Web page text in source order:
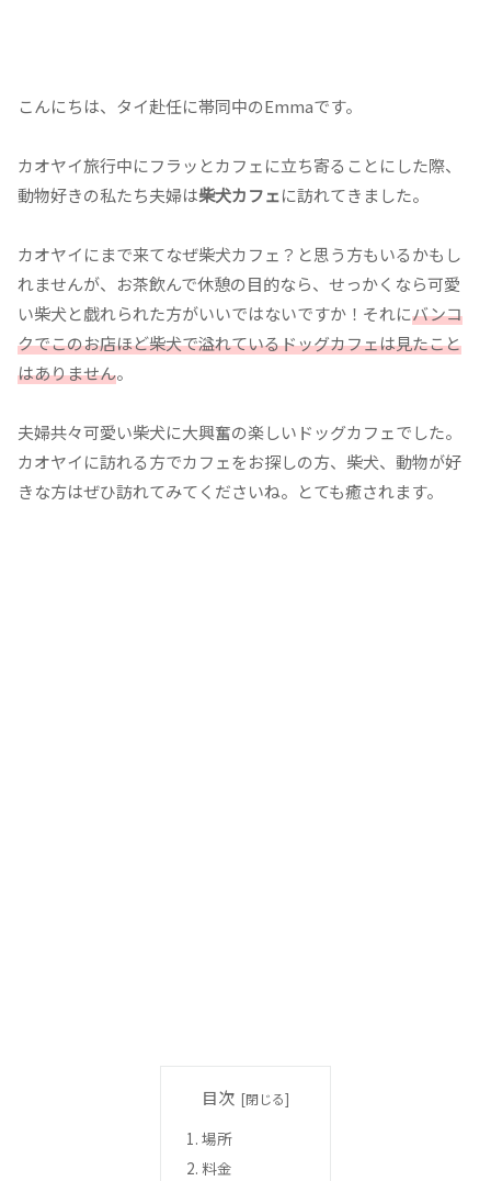
こんにちは、タイ赴任に帯同中のEmmaです。
カオヤイ旅行中にフラッとカフェに立ち寄ることにした際、
動物好きの私たち夫婦は柴犬カフェに訪れてきました。
カオヤイにまで来てなぜ柴犬カフェ？と思う方もいるかもし
れませんが、お茶飲んで休憩の目的なら、せっかくなら可愛
い柴犬と戯れられた方がいいではないですか！それにバンコ
クでこのお店ほど柴犬で溢れているドッグカフェは見たこと
はありません。
夫婦共々可愛い柴犬に大興奮の楽しいドッグカフェでした。
カオヤイに訪れる方でカフェをお探しの方、柴犬、動物が好
きな方はぜひ訪れてみてくださいね。とても癒されます。
目次
場所
料金